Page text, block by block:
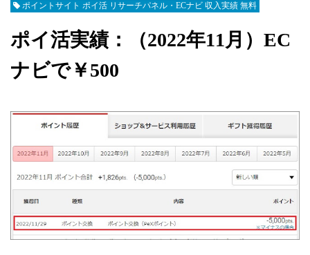
ポイントサイト ポイ活 リサーチパネル・ECナビ 収入実績 無料
ポイ活実績：（2022年11月）EC
ナビで￥500